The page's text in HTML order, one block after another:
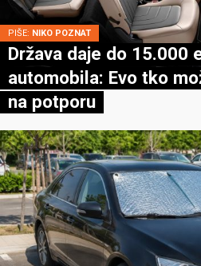
PIŠE: NIKO POZNAT
Država daje do 15.000
automobila: Evo tko
na potporu